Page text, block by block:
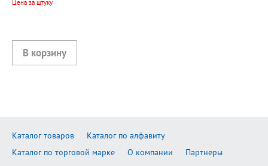
Цена за штуку
Каталог товаров
Каталог по алфавиту
Каталог по торговой марке
О компании
Партнеры